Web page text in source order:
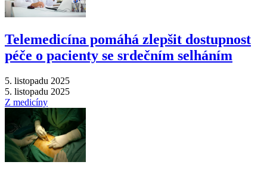
Telemedicína pomáhá zlepšit dostupnost
péče o pacienty se srdečním selháním
5. listopadu 2025
5. listopadu 2025
Z medicíny